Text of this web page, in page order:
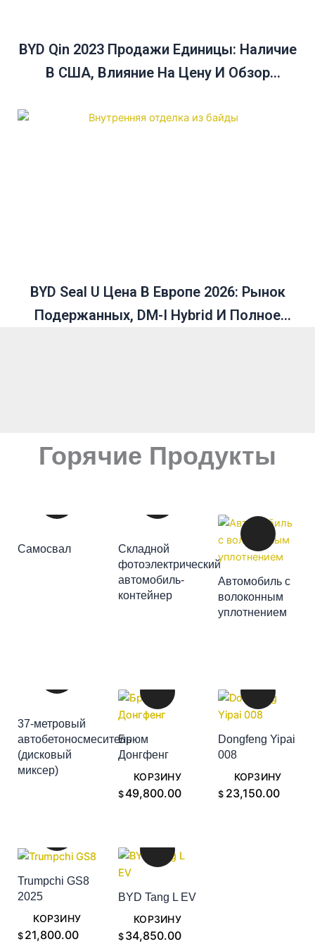
BYD Qin 2023 Продажи Единицы: Наличие
В США, Влияние На Цену И Обзор
BYD Seal U Цена В Европе 2026: Рынок
Подержанных, DM-I Hybrid И Полное
Горячие Продукты
Самосвал
КОРЗИНУ
Складной
фотоэлектрический
автомобиль-
контейнер
ДОБАВИТЬ В
КОРЗИНУ
Автомобиль с
волоконным
уплотнением
ДОБАВИТЬ В
КОРЗИНУ
37-метровый
автобетоносмеситель
(дисковый
миксер)
ДОБАВИТЬ В
КОРЗИНУ
Брюм
Донгфенг
$49,800.00
ДОБАВИТЬ В
КОРЗИНУ
Dongfeng Yipai
008
$ 23,150.00
ДОБАВИТЬ В
КОРЗИНУ
Trumpchi GS8
2025
$ 21,800.00
ДОБАВИТЬ В
КОРЗИНУ
BYD Tang L EV
$ 34,850.00
ДОБАВИТЬ В
КОРЗИНУ